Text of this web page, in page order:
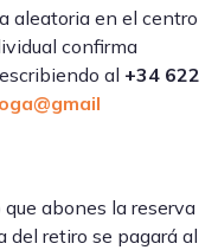
aleatoria en el centro
confirma
al +34 622
abones la reserva
del retiro se pagará al